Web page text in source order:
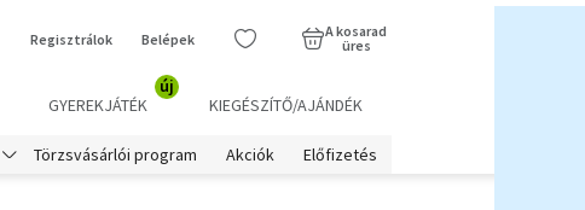
Regisztrálok Belépek
A kosarad
üres
GYEREKJÁTÉK
új
KIEGÉSZÍTŐ/AJÁNDÉK
Törzsvásárlói program Akciók Előfizetés